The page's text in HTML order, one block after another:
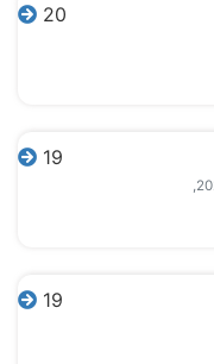
20
1 באוק׳ 2021,
19
19